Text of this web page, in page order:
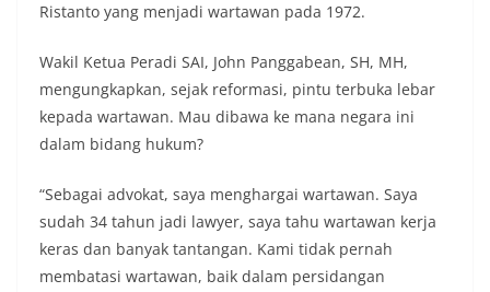
Ristanto yang menjadi wartawan pada 1972.
Wakil Ketua Peradi SAI, John Panggabean, SH, MH,
mengungkapkan, sejak reformasi, pintu terbuka lebar
kepada wartawan. Mau dibawa ke mana negara ini
dalam bidang hukum?
“Sebagai advokat, saya menghargai wartawan. Saya
sudah 34 tahun jadi lawyer, saya tahu wartawan kerja
keras dan banyak tantangan. Kami tidak pernah
membatasi wartawan, baik dalam persidangan